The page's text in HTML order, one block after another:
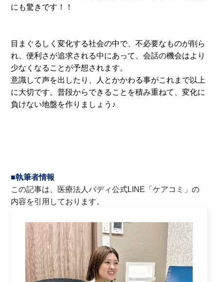
にも驚きです！！
目まぐるしく変化する社会の中で、不必要なものが削ら
れ、便利さが追求される中にあって、会話の機会はより
少なくなることが予想されます。
意識して声を出したり、人とかかわる事がこれまで以上
に大切です。普段からできることを積み重ねて、変化に
負けない地盤を作りましょう♪
■執筆者情報
この記事は、医療法人バディ公式LINE「ケアコミ」の
内容を引用しております。